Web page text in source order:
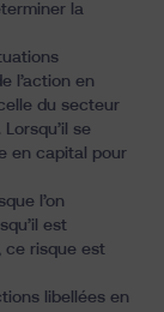
la
l’action en
du secteur
se
en capital pour
l’on
est
ce risque est
libellées en